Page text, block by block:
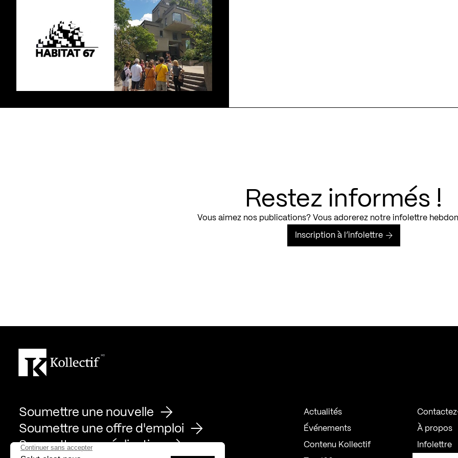
Restez informés !
Vous aimez nos publications? Vous adorerez notre infolettre
Inscription à l’infolettre
Soumettre une nouvelle
Soumettre une offre d'emploi
Soumettre une réalisation
Actualités
Événements
Contenu Kollectif
À propos
Infolettre